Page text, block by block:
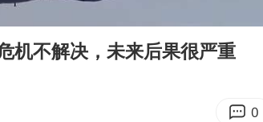
浇透
机不解决，未来后果很严重
0